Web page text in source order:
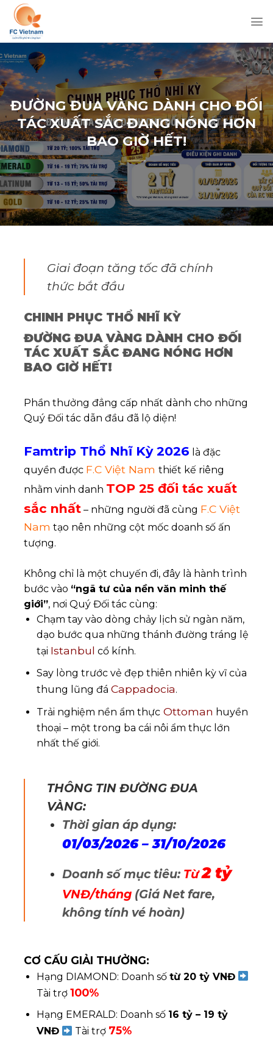
Chuyển
đến
nội
dung
ĐƯỜNG ĐUA VÀNG DÀNH CHO ĐỐI
TÁC XUẤT SẮC ĐANG NÓNG HƠN
BAO GIỜ HẾT!
Giai đoạn tăng tốc đã chính
thức bắt đầu
CHINH PHỤC THỔ NHĨ KỲ
ĐƯỜNG ĐUA VÀNG DÀNH CHO ĐỐI
TÁC XUẤT SẮC ĐANG NÓNG HƠN
BAO GIỜ HẾT!
Phần thưởng đẳng cấp nhất dành cho những
Quý Đối tác dẫn đầu đã lộ diện!
Famtrip Thổ Nhĩ Kỳ 2026 là đặc
quyền được F.C Việt Nam thiết kế riêng
nhằm vinh danh TOP 25 đối tác xuất
sắc nhất – những người đã cùng F.C Việt
Nam tạo nên những cột mốc doanh số ấn
tượng.
Không chỉ là một chuyến đi, đây là hành trình
bước vào “ngã tư của nền văn minh thế
giới”, nơi Quý Đối tác cùng:
Chạm tay vào dòng chảy lịch sử ngàn năm,
dạo bước qua những thánh đường tráng lệ
tại Istanbul cổ kính.
Say lòng trước vẻ đẹp thiên nhiên kỳ vĩ của
thung lũng đá Cappadocia.
Trải nghiệm nền ẩm thựcOttoman huyền
thoại – một trong ba cái nôi ẩm thực lớn
nhất thế giới.
THÔNG TIN ĐƯỜNG ĐUA
VÀNG:
Thời gian áp dụng:
01/03/2026 – 31/10/2026
Doanh số mục tiêu: Từ2 tỷ
VNĐ/tháng(Giá Net fare,
không tính vé hoàn)
CƠ CẤU GIẢI THƯỞNG:
Hạng DIAMOND: Doanh số từ 20 tỷ VNĐ
Tài trợ 100%
Hạng EMERALD: Doanh số 16 tỷ – 19 tỷ
VNĐ
Tài trợ 75%